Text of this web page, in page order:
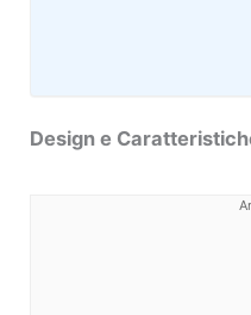
Design e